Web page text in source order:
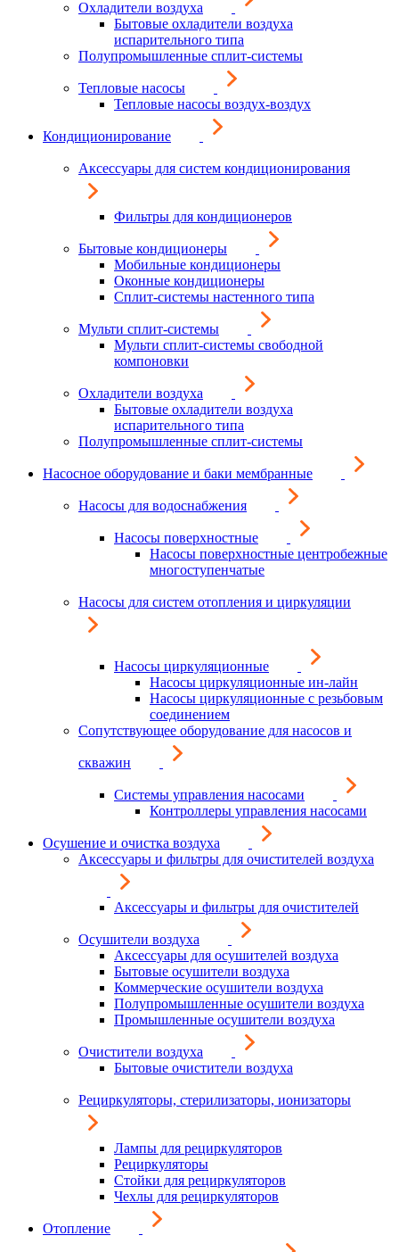
Охладители воздуха
Бытовые охладители воздуха
испарительного типа
Полупромышленные сплит-системы
Тепловые насосы
Тепловые насосы воздух-воздух
Кондиционирование
Аксессуары для систем кондиционирования
Фильтры для кондиционеров
Бытовые кондиционеры
Мобильные кондиционеры
Оконные кондиционеры
Сплит-системы настенного типа
Мульти сплит-системы
Мульти сплит-системы свободной
компоновки
Охладители воздуха
Бытовые охладители воздуха
испарительного типа
Полупромышленные сплит-системы
Насосное оборудование и баки мембранные
Насосы для водоснабжения
Насосы поверхностные
Насосы поверхностные центробежные
многоступенчатые
Насосы для систем отопления и циркуляции
Насосы циркуляционные
Насосы циркуляционные ин-лайн
Насосы циркуляционные с резьбовым
соединением
Сопутствующее оборудование для насосов и
скважин
Системы управления насосами
Контроллеры управления насосами
Осушение и очистка воздуха
Аксессуары и фильтры для очистителей воздуха
Аксессуары и фильтры для очистителей
Осушители воздуха
Аксессуары для осушителей воздуха
Бытовые осушители воздуха
Коммерческие осушители воздуха
Полупромышленные осушители воздуха
Промышленные осушители воздуха
Очистители воздуха
Бытовые очистители воздуха
Рециркуляторы, стерилизаторы, ионизаторы
Лампы для рециркуляторов
Рециркуляторы
Стойки для рециркуляторов
Чехлы для рециркуляторов
Отопление